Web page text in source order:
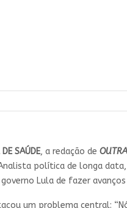
SAÚDE, a redação de
política de longa
Lula de fazer avanços
um problema central: